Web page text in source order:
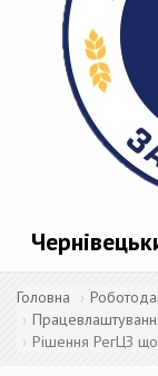
Головна
Рішення РегЦЗ